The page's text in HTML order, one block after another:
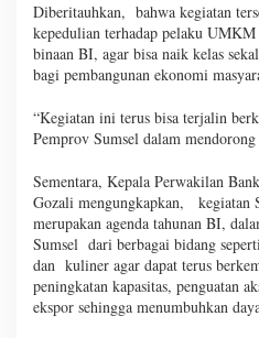
Diberitauhkan, bahwa kegiatan
kepedulian terhadap pelaku
binaan BI, agar bisa naik kelas
bagi pembangunan ekonomi
“Kegiatan ini terus bisa terjalin
Pemprov Sumsel dalam
Sementara, Kepala Perwakilan
Gozali mengungkapkan, kegiatan
merupakan agenda tahunan BI,
Sumsel dari berbagai bidang
dan kuliner agar dapat terus
peningkatan kapasitas, penguatan
ekspor sehingga menumbuhkan